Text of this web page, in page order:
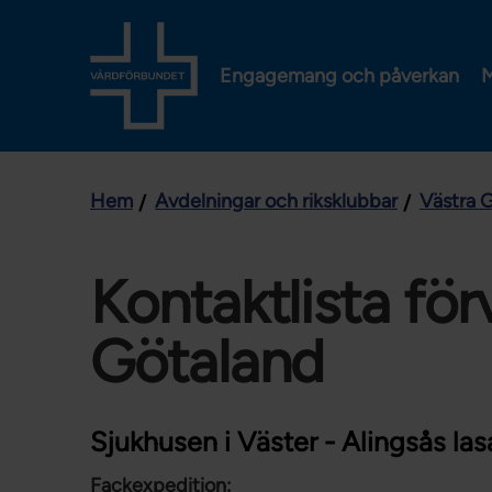
Engagemang och påverkan
Hem Avdelningar och riksklubbar Västra
Kontaktlista
Götaland
Sjukhusen i Väster - Alingsås
Fackexpedition: